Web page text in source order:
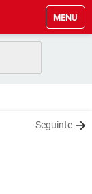
MENU
Seguinte